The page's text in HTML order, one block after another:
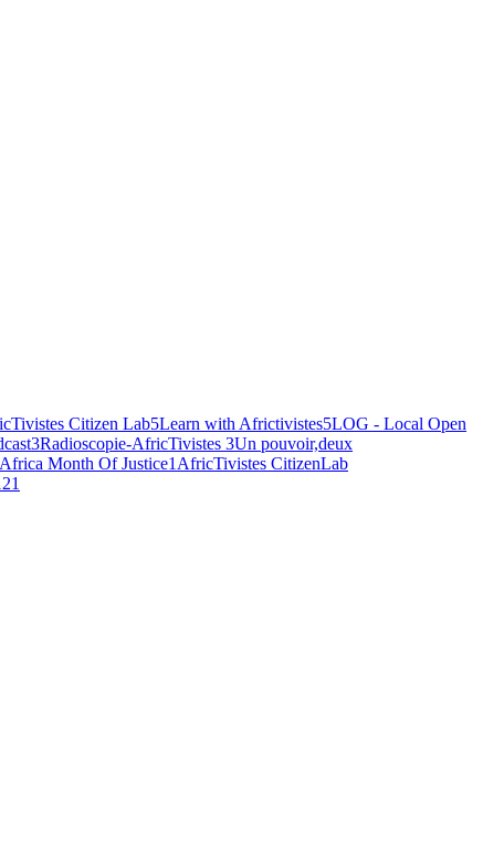
Citizen Lab5Learn with Africtivistes5LOG - Local Open
3Radioscopie-AfricTivistes 3Un pouvoir,deux
Africa Month Of Justice1 AfricTivistes CitizenLab
1